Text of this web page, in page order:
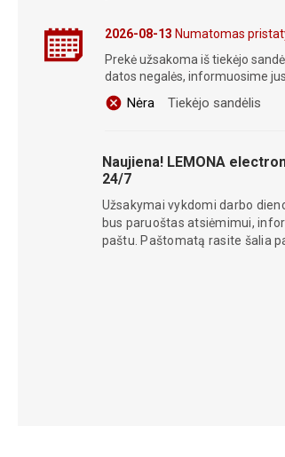
2026-08-13 Numatomas
Prekė užsakoma iš tiekėjo
datos negalės, informuosime
Nėra Tiekėjo sandėlis
Naujiena! LEMONA
24/7
Užsakymai vykdomi darbo
bus paruoštas atsiėmimui,
paštu. Paštomatą rasite šalia